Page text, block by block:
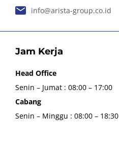
info@arista-group.co.id
Jam Kerja
Head Office
Senin – Jumat : 08:00 – 17:00
Cabang
Senin – Minggu : 08:00 – 18:30